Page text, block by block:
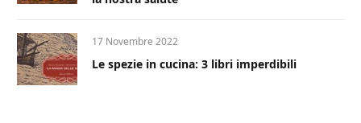
17 Novembre 2022
Le spezie in cucina: 3 libri imperdibili